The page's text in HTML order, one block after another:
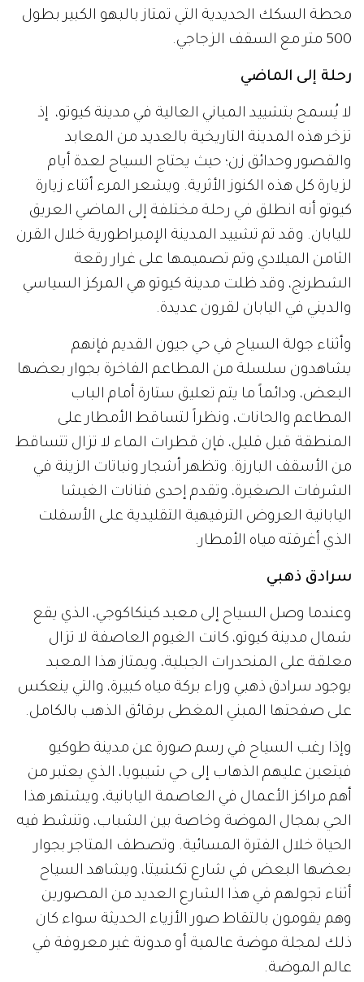
محطة السكك الحديدية التي تمتاز بالبهو الكبير بطول
500 متر مع السقف الزجاجي.
رحلة إلى الماضي
لا يُسمح بتشييد المباني العالية في مدينة كيوتو، إذ
تزخر هذه المدينة التاريخية بالعديد من المعابد
والقصور وحدائق زن؛ حيث يحتاج السياح لعدة أيام
لزيارة كل هذه الكنوز الأثرية. ويشعر المرء أثناء زيارة
كيوتو أنه انطلق في رحلة مختلفة إلى الماضي العريق
لليابان. وقد تم تشييد المدينة الإمبراطورية خلال القرن
الثامن الميلادي وتم تصميمها على غرار رقعة
الشطرنج، وقد ظلت مدينة كيوتو هي المركز السياسي
والديني في اليابان لقرون عديدة.
وأثناء جولة السياح في حي جيون القديم فإنهم
يشاهدون سلسلة من المطاعم الفاخرة بجوار بعضها
البعض، ودائماً ما يتم تعليق ستارة أمام الباب
المطاعم والحانات، ونظراً لتساقط الأمطار على
المنطقة قبل قليل، فإن قطرات الماء لا تزال تتساقط
من الأسقف البارزة. وتظهر أشجار ونباتات الزينة في
الشرفات الصغيرة، وتقدم إحدى فنانات الغيشا
اليابانية العروض الترفيهية التقليدية على الأسفلت
الذي أغرقته مياه الأمطار.
سرادق ذهبي
وعندما وصل السياح إلى معبد كينكاكوجي، الذي يقع
شمال مدينة كيوتو، كانت الغيوم العاصفة لا تزال
معلقة على المنحدرات الجبلية، ويمتاز هذا المعبد
بوجود سرادق ذهبي وراء بركة مياه كبيرة، والتي ينعكس
على صفحتها المبني المغطى برقائق الذهب بالكامل.
وإذا رغب السياح في رسم صورة عن مدينة طوكيو
فيتعين عليهم الذهاب إلى حي شيبويا، الذي يعتبر من
أهم مراكز الأعمال في العاصمة اليابانية، ويشتهر هذا
الحي بمجال الموضة وخاصة بين الشباب، وتنشط فيه
الحياة خلال الفترة المسائية. وتصطف المتاجر بجوار
بعضها البعض في شارع تكشيتا، ويشاهد السياح
أثناء تجولهم في هذا الشارع العديد من المصورين
وهم يقومون بالتقاط صور الأزياء الحديثة سواء كان
ذلك لمجلة موضة عالمية أو مدونة غير معروفة في
عالم الموضة.